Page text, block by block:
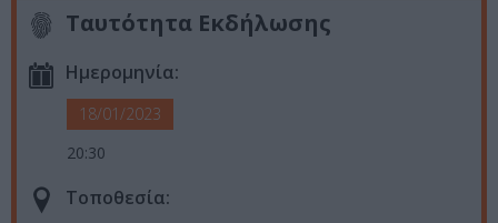
Ταυτότητα Εκδήλωσης
Ημερομηνία:
18/01/2023
20:30
Τοποθεσία: